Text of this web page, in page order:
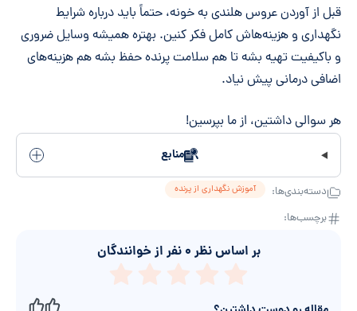
قبل از آوردن عروس هلندی به خونه، حتماً باید درباره شرایط
نگهداری و هزینه‌هاش کامل فکر کنین. بهتره همیشه وسایل ضروری
و باکیفیت تهیه بشه تا هم سلامت پرنده حفظ بشه هم هزینه‌های
اضافی درمانی پیش نیاد.
هر سوالی داشتین، از ما بپرسین!
منابع
دسته‌بندی‌ها: آموزش نگهداری از پرنده
برچسب‌ها:
بر اساس نظر ۰ نفر از خوانندگان